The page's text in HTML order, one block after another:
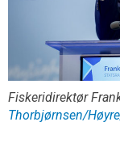
Fiskeridirektør
Thorbjørnsen/